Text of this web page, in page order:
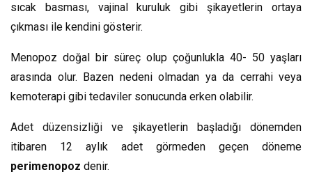
sıcak basması, vajinal kuruluk gibi şikayetlerin ortaya
çıkması ile kendini gösterir.
Menopoz doğal bir süreç olup çoğunlukla 40- 50 yaşları
arasında olur. Bazen nedeni olmadan ya da cerrahi veya
kemoterapi gibi tedaviler sonucunda erken olabilir.
Adet düzensizliği ve şikayetlerin başladığı dönemden
itibaren 12 aylık adet görmeden geçen döneme
perimenopoz denir.